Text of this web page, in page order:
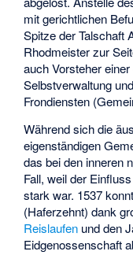
mit gerichtlichen
Spitze der Talschaft
Rhodmeister zur
auch Vorsteher
Selbstverwaltung
Frondiensten
Während sich die
eigenständigen
das bei den inneren
Fall, weil der
stark war. 1537
(Haferzehnt) dank
Reislaufen und den
Eidgenossenschaft